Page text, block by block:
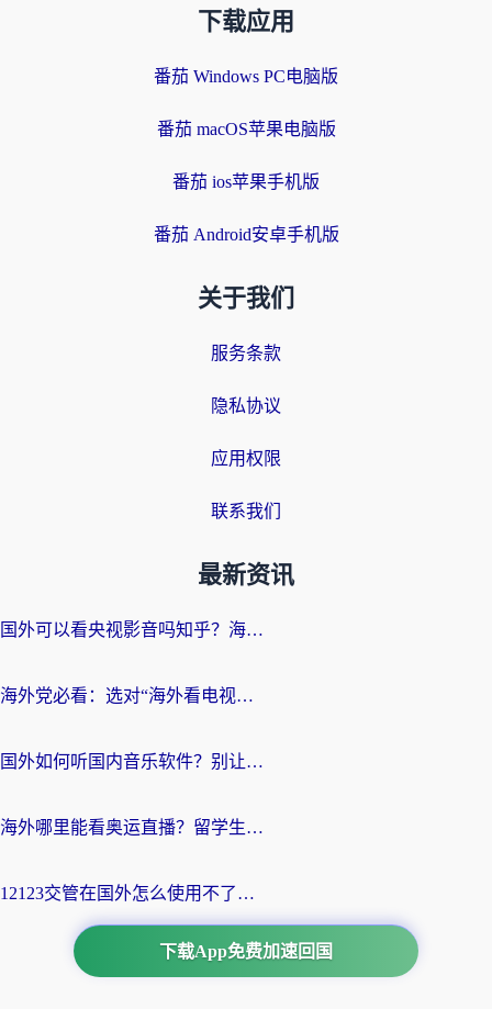
下载应用
番茄 Windows PC电脑版
番茄 macOS苹果电脑版
番茄 ios苹果手机版
番茄 Android安卓手机版
关于我们
服务条款
隐私协议
应用权限
联系我们
最新资讯
国外可以看央视影音吗知乎？海外党亲测有效的回国加速方案
海外党必看：选对“海外看电视剧软件”，再也不用愁国内剧刷不了
国外如何听国内音乐软件？别让地域限制，断了你的中文歌单
海外哪里能看奥运直播？留学生&海外华人必看的体育赛事观赛终极指南
12123交管在国外怎么使用不了？海外华人必看的无缝访问国内资源指南
下载App免费加速回国